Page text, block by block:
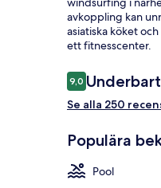
avkoppling kan
asiatiska köket
ett fitnesscenter.
Recensioner
9,09,0 av 10,
Underbart
Se alla 250
Populära
Pool